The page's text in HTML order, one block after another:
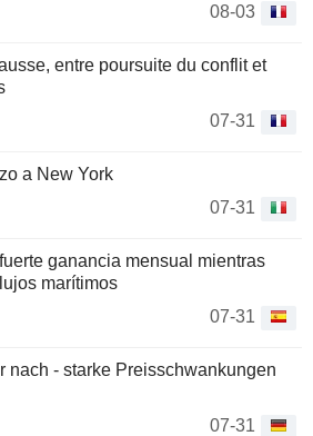
08-03
entre poursuite du conflit et
07-31
a New York
07-31
ganancia mensual mientras
marítimos
07-31
nach - starke Preisschwankungen
07-31